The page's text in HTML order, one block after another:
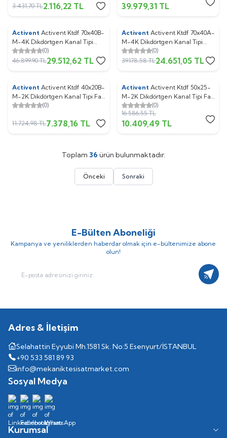
3.431,70TL2.116,22 TL 39.979,31 TL
%37
Activent Activent Ktdf 70x40B-
M-4K Dikdörtgen Kanal Tipi
Fan (5900 m3/h)
(0)
46.899,90TL29.512,62 TL
%37
Activent Activent Ktdf 70x40A-
M-4K Dikdörtgen Kanal Tipi
Fan (4500 m3/h)
(0)
39.178,58TL24.651,05 TL
%37
Activent Activent Ktdf 40x20B-
M-2K Dikdörtgen Kanal Tipi Fan
(1150 m3/h(0)
11.724,98TL7.378,16 TL
%37
Activent Activent Ktdf 50x25-
M-2K Dikdörtgen Kanal Tipi Fan
(1610 m3/h)(0)
16.586,55TL
10.409,49 TL
Toplam 36 ürün bulunmaktadır.
Önceki Sonraki
E-Bülten Aboneliği
Kampanya ve yeniliklerden haberdar olmak için e-bültenimize abone
olun!
Adres & İletişim
Selahattin Eyyubi Mh.1581 Sk. No:5 Esenyurt/İSTANBUL
+90 533 581 89 93
info@mekaniktesisatmarket.com
Sosyal Medya
Kurumsal